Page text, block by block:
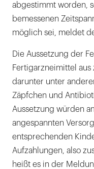
abgestimmt worden,
bemessenen
möglich sei, meldet
Die Aussetzung der
Fertigarzneimittel aus
darunter unter
Zäpfchen und
Aussetzung würden
angespannten
entsprechenden
Aufzahlungen, also
heißt es in der